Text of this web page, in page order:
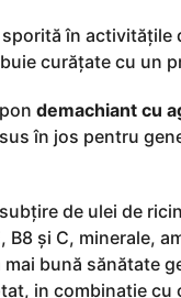
în activitățile
curățate cu un
demachiant cu
în jos pentru
de ulei de
și C, minerale,
bună sănătate
in combinatie